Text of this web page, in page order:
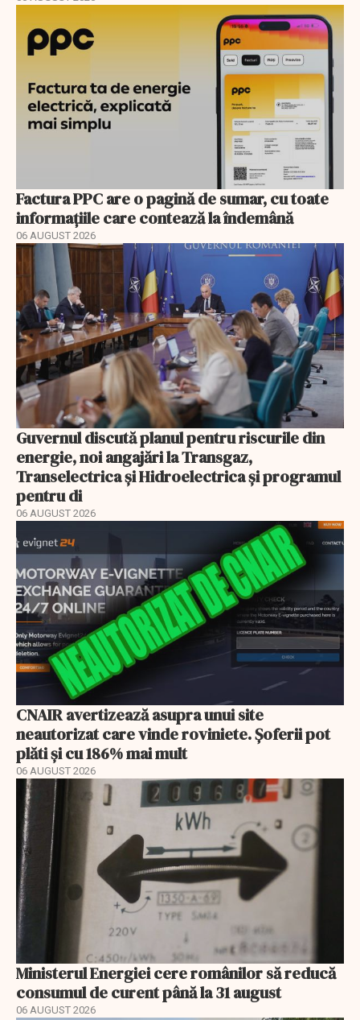
Factura PPC are o pagină de sumar, cu toate
informațiile care contează la îndemână
06 AUGUST 2026
Guvernul discută planul pentru riscurile din
energie, noi angajări la Transgaz,
Transelectrica și Hidroelectrica și programul
pentru di
06 AUGUST 2026
CNAIR avertizează asupra unui site
neautorizat care vinde roviniete. Șoferii pot
plăti și cu 186% mai mult
06 AUGUST 2026
Ministerul Energiei cere românilor să reducă
consumul de curent până la 31 august
06 AUGUST 2026